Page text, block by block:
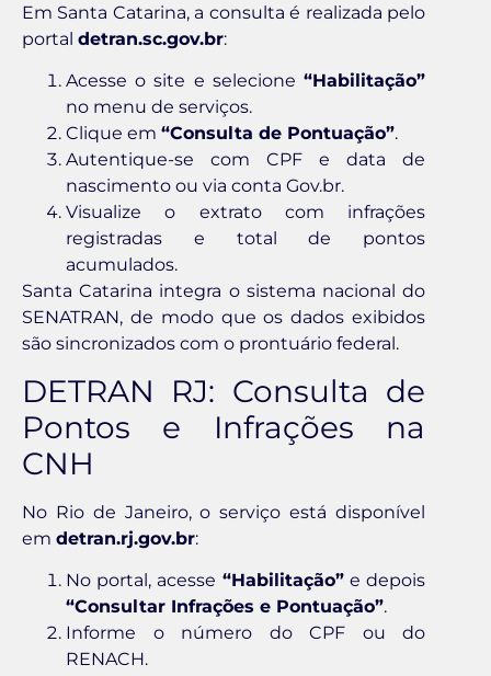
Em Santa Catarina, a consulta é realizada pelo
portal detran.sc.gov.br:
Acesse o site e selecione “Habilitação”
no menu de serviços.
Clique em “Consulta de Pontuação”.
Autentique-se com CPF e data de
nascimento ou via conta Gov.br.
Visualize o extrato com infrações
registradas e total de pontos
acumulados.
Santa Catarina integra o sistema nacional do
SENATRAN, de modo que os dados exibidos
são sincronizados com o prontuário federal.
DETRAN RJ: Consulta de
Pontos e Infrações na
CNH
No Rio de Janeiro, o serviço está disponível
em detran.rj.gov.br:
No portal, acesse “Habilitação”e depois
“Consultar Infrações e Pontuação”.
Informe o número do CPF ou do
RENACH.